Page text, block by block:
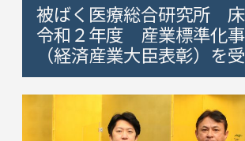
被ばく医療総合研究所 床
令和２年度 産業標準化
（経済産業大臣表彰）を